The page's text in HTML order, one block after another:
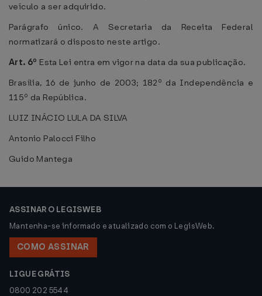
veículo a ser adquirido.
Parágrafo único. A Secretaria da Receita Federal
normatizará o disposto neste artigo.
Art. 6º Esta Lei entra em vigor na data da sua publicação.
Brasília, 16 de junho de 2003; 182º da Independência e
115º da República.
LUIZ INÁCIO LULA DA SILVA
Antonio Palocci Filho
Guido Mantega
ASSINAR O LEGISWEB
Mantenha-se informado e atualizado com o LegisWeb.
COMO ASSINAR
LIGUE GRÁTIS
0800 202 5544